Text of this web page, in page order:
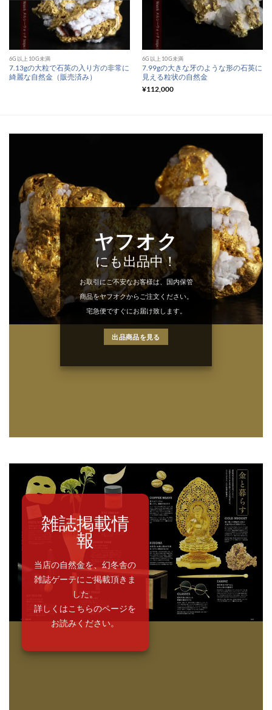
6G以上10G未満
7.13gの大粒で石英の入り方の非常に
綺麗な自然金（販売済み）
6G以上10G未満
7.99gの大きな牙のような形の石英に
見える粒状の自然金
¥112,000
ヤフオク
にも出品中！
お取引にご不安なお客様は、国内保管
商品をヤフオクからご注文ください。
宅急便ですぐにお届け致します。
出品商品を見る
雑誌掲載情
報
当店の自然金を、幻冬舎の
雑誌ゲーテにご掲載頂きま
した。
詳しくはこちらのページを
お読みください。